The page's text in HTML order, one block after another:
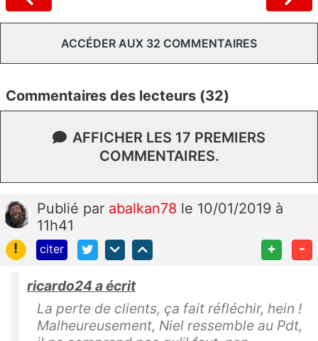
ACCÉDER AUX 32 COMMENTAIRES
Commentaires des lecteurs (32)
AFFICHER LES 17 PREMIERS
COMMENTAIRES.
Publié par abalkan78 le 10/01/2019 à
11h41
!
citer + -
ricardo24 a écrit
La perte de clients, ça fait réfléchir, hein !
Malheureusement, Niel ressemble au Pdt,